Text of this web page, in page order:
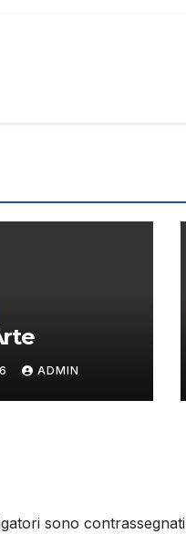
ADMIN
sono contrassegnati